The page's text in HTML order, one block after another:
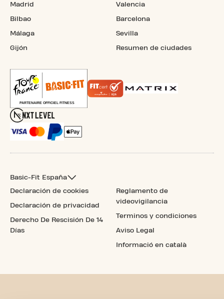
Madrid
Bilbao
Málaga
Gijón
Valencia
Barcelona
Sevilla
Resumen de ciudades
Basic-Fit España
Declaración de cookies
Declaración de privacidad
Derecho De Rescisión De 14
Días
Reglamento de
videovigilancia
Terminos y condiciones
Aviso Legal
Informació en català